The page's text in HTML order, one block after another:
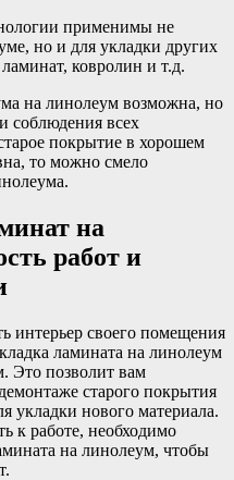
применимы не
но и для укладки других
ковролин и т.д.
на линолеум возможна, но
соблюдения всех
покрытие в хорошем
то можно смело
на
работ и
интерьер своего помещения
ламината на линолеум
Это позволит вам
старого покрытия
укладки нового материала.
к работе, необходимо
на линолеум, чтобы